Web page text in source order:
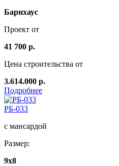
Барнхаус
Проект от
41 700 р.
Цена строительства от
3.614.000 р.
Подробнее
РБ-033
с мансардой
Размер:
9x8